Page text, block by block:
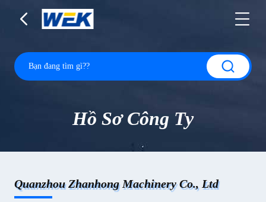
Hồ Sơ Công Ty
Quanzhou Zhanhong Machinery Co., Ltd